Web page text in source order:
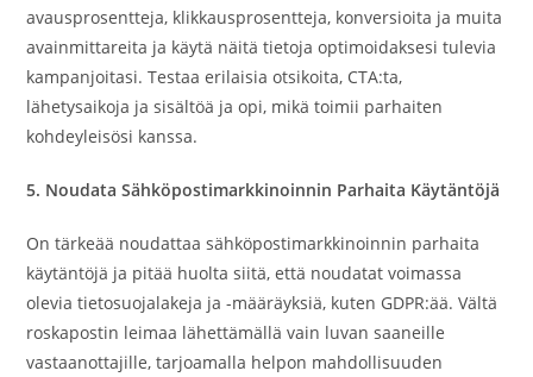
avausprosentteja, klikkausprosentteja, konversioita ja muita
avainmittareita ja käytä näitä tietoja optimoidaksesi tulevia
kampanjoitasi. Testaa erilaisia otsikoita, CTA:ta,
lähetysaikoja ja sisältöä ja opi, mikä toimii parhaiten
kohdeyleisösi kanssa.
5. Noudata Sähköpostimarkkinoinnin Parhaita Käytäntöjä
On tärkeää noudattaa sähköpostimarkkinoinnin parhaita
käytäntöjä ja pitää huolta siitä, että noudatat voimassa
olevia tietosuojalakeja ja -määräyksiä, kuten GDPR:ää. Vältä
roskapostin leimaa lähettämällä vain luvan saaneille
vastaanottajille, tarjoamalla helpon mahdollisuuden